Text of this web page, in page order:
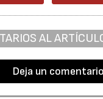
AL
Deja un comentario